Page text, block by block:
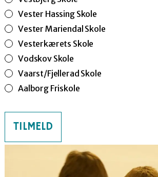
Vester Hassing Skole
Vester Mariendal Skole
Vesterkærets Skole
Vodskov Skole
Vaarst/Fjellerad Skole
Aalborg Friskole
TILMELD